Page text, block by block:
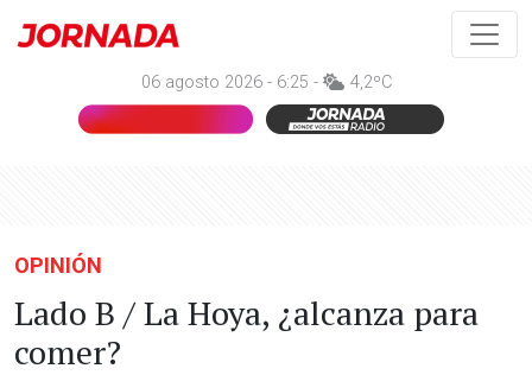
06 agosto 2026 - 6:25 - 4,2ºC
OPINIÓN
Lado B / La Hoya, ¿alcanza para
comer?